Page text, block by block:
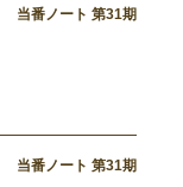
当番ノート 第31期
当番ノート 第31期